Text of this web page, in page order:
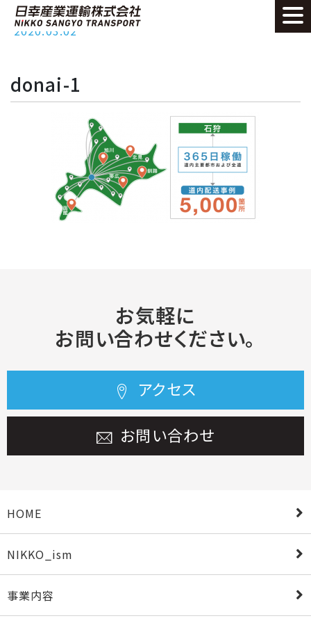
2020.03.02
donai-1
お気軽に
お問い合わせください。
アクセス
お問い合わせ
HOME
NIKKO_ism
事業内容